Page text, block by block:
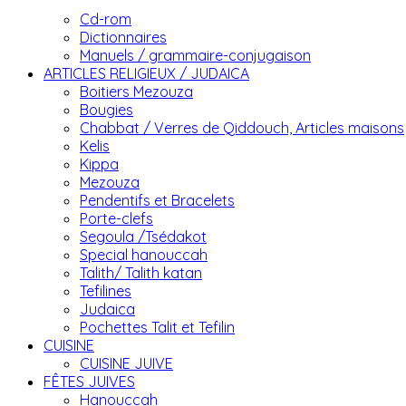
Cd-rom
Dictionnaires
Manuels / grammaire-conjugaison
ARTICLES RELIGIEUX / JUDAICA
Boitiers Mezouza
Bougies
Chabbat / Verres de Qiddouch, Articles maisons
Kelis
Kippa
Mezouza
Pendentifs et Bracelets
Porte-clefs
Segoula /Tsédakot
Special hanouccah
Talith/ Talith katan
Tefilines
Judaica
Pochettes Talit et Tefilin
CUISINE
CUISINE JUIVE
FÊTES JUIVES
Hanouccah